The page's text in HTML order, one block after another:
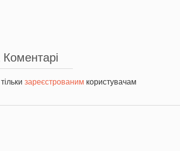
Коментарі
зареєстрованим користувачам